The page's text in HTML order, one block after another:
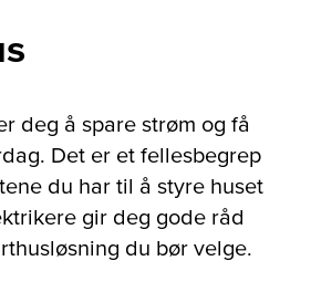
deg å spare strøm og få
Det er et fellesbegrep
du har til å styre huset
gir deg gode råd
du bør velge.